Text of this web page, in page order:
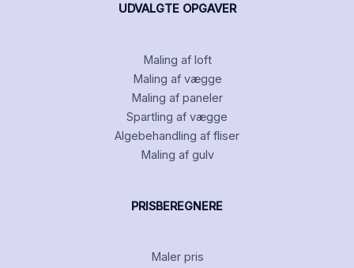
UDVALGTE OPGAVER
Maling af loft
Maling af vægge
Maling af paneler
Spartling af vægge
Algebehandling af fliser
Maling af gulv
PRISBEREGNERE
Maler pris